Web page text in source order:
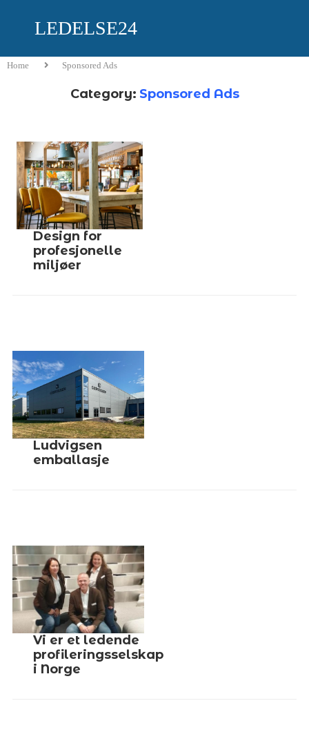
LEDELSE24
Home Sponsored Ads
Category: Sponsored Ads
Design for
profesjonelle
miljøer
Ludvigsen
emballasje
Vi er et ledende
profileringsselskap
i Norge